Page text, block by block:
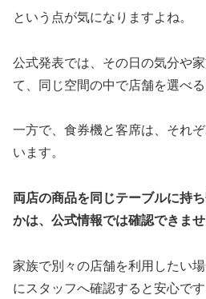
という点が気になりますよね。
公式発表では、その日の気分や
て、同じ空間の中で店舗を選べ
一方で、食券機と客席は、それ
います。
両店の商品を同じテーブルに持
かは、公式情報では確認できませ
家族で別々の店舗を利用したい
にスタッフへ確認すると安心です